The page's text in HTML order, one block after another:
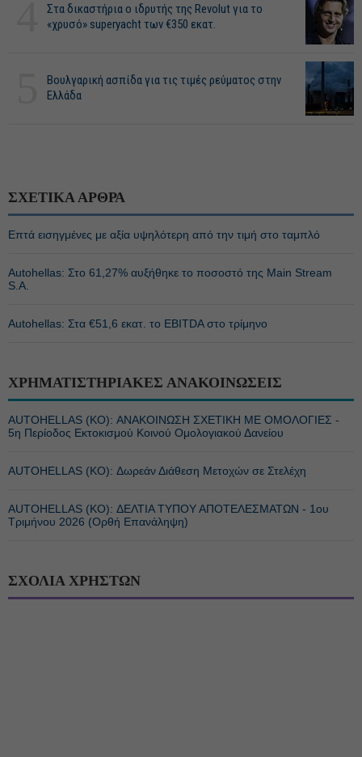
Στα δικαστήρια ο ιδρυτής της Revolut για το
«χρυσό» superyacht των €350 εκατ.
Βουλγαρική ασπίδα για τις τιμές ρεύματος στην
Ελλάδα
ΣΧΕΤΙΚΑ ΑΡΘΡΑ
Επτά εισηγμένες με αξία υψηλότερη από την τιμή στο ταμπλό
Autohellas: Στο 61,27% αυξήθηκε το ποσοστό της Main Stream
S.A.
Autohellas: Στα €51,6 εκατ. το EBITDA στο τρίμηνο
ΧΡΗΜΑΤΙΣΤΗΡΙΑΚΕΣ ΑΝΑΚΟΙΝΩΣΕΙΣ
AUTOHELLAS (ΚΟ): ΑΝΑΚΟΙΝΩΣΗ ΣΧΕΤΙΚΗ ΜΕ ΟΜΟΛΟΓΙΕΣ -
5η Περίοδος Εκτοκισμού Κοινού Ομολογιακού Δανείου
AUTOHELLAS (ΚΟ): Δωρεάν Διάθεση Μετοχών σε Στελέχη
AUTOHELLAS (ΚΟ): ΔΕΛΤΙΑ ΤΥΠΟΥ ΑΠΟΤΕΛΕΣΜΑΤΩΝ - 1ου
Τριμήνου 2026 (Ορθή Επανάληψη)
ΣΧΟΛΙΑ ΧΡΗΣΤΩΝ